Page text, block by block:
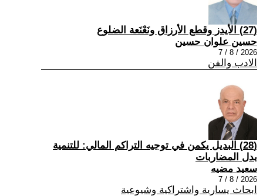
(27) الأيدز وقطع الأرزاق ونَعْنَعة الضلوع
حسين علوان حسين
2026 / 8 / 7
الادب والفن
(28) البديل يكمن في توجيه التراكم المالي: للتنمية
بدل المضاربات
سعيد مضيه
2026 / 8 / 7
ابحاث يسارية واشتراكية وشيوعية